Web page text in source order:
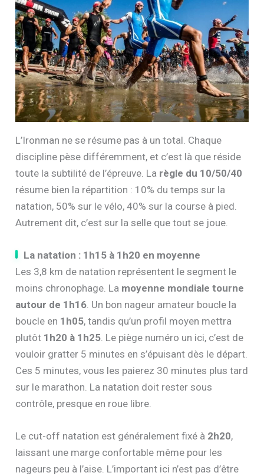
L’Ironman ne se résume pas à un total. Chaque
discipline pèse différemment, et c’est là que réside
toute la subtilité de l’épreuve. La règle du 10/50/40
résume bien la répartition : 10% du temps sur la
natation, 50% sur le vélo, 40% sur la course à pied.
Autrement dit, c’est sur la selle que tout se joue.
La natation : 1h15 à 1h20 en moyenne
Les 3,8 km de natation représentent le segment le
moins chronophage. La moyenne mondiale tourne
autour de 1h16. Un bon nageur amateur boucle la
boucle en 1h05, tandis qu’un profil moyen mettra
plutôt 1h20 à 1h25. Le piège numéro un ici, c’est de
vouloir gratter 5 minutes en s’épuisant dès le départ.
Ces 5 minutes, vous les paierez 30 minutes plus tard
sur le marathon. La natation doit rester sous
contrôle, presque en roue libre.
Le cut-off natation est généralement fixé à 2h20,
laissant une marge confortable même pour les
nageurs peu à l’aise. L’important ici n’est pas d’être